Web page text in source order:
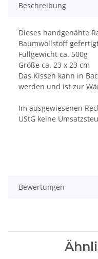
Beschreibung
Dieses handgenähte
Baumwollstoff
Füllgewicht ca. 500g
Größe ca. 23 x 23 cm
Das Kissen kann in
werden und ist zur
Im ausgewiesenen
UStG keine
Bewertungen